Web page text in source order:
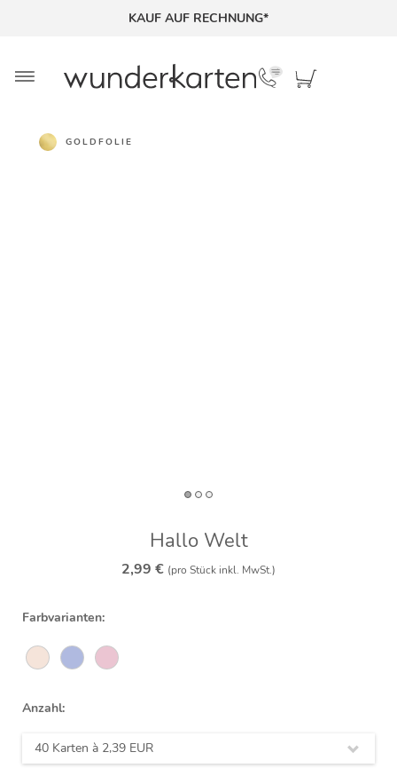
KAUF AUF RECHNUNG*
GOLDFOLIE
Hallo Welt
2,99 € (pro Stück inkl. MwSt.)
Farbvarianten:
Anzahl:
40 Karten à 2,39 EUR